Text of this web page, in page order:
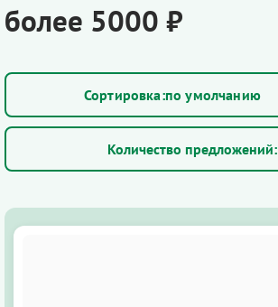
более 5000 ₽
по умолчанию
Количество предложений: